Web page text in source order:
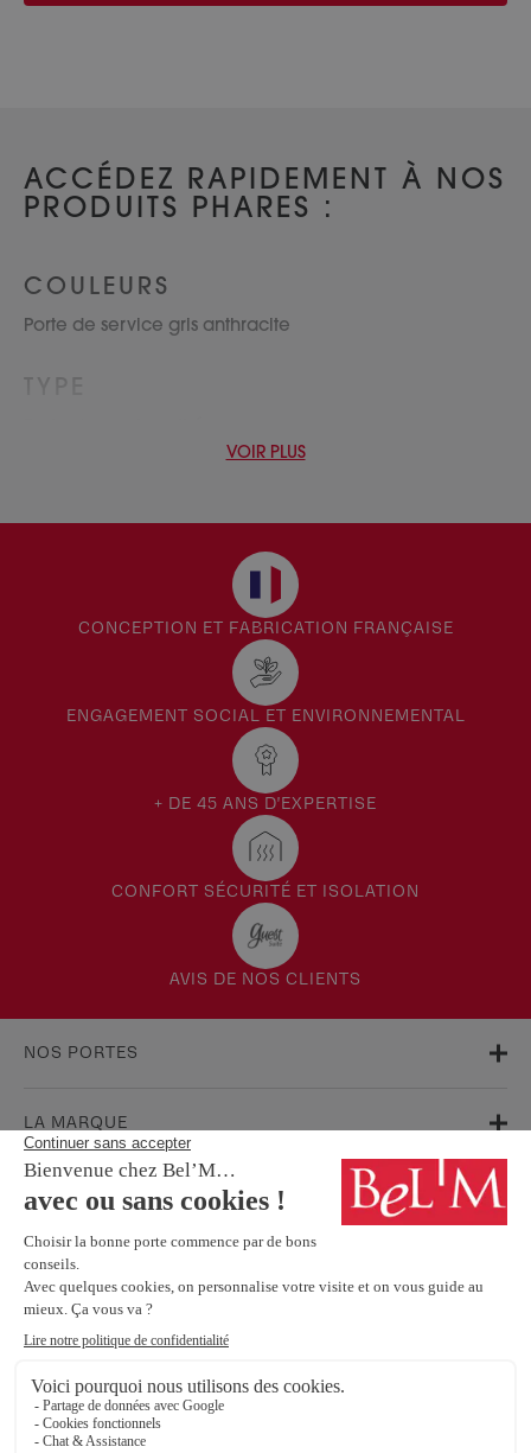
ACCÉDEZ RAPIDEMENT À NOS
PRODUITS PHARES :
COULEURS
Porte de service gris anthracite
VOIR PLUS
CONCEPTION ET FABRICATION FRANÇAISE
ENGAGEMENT SOCIAL ET ENVIRONNEMENTAL
+ DE 45 ANS D'EXPERTISE
CONFORT SÉCURITÉ ET ISOLATION
AVIS DE NOS CLIENTS
NOS PORTES
LA MARQUE
AIDE & SUPPORT
FAQ
Garanties
Service Après-Vente
BESOIN D'INFORMATIONS ? NOS CONSEILLERS SONT À VOTRE
SUIVEZ-NOUS SUR LES RÉSEAUX SOCIAUX !